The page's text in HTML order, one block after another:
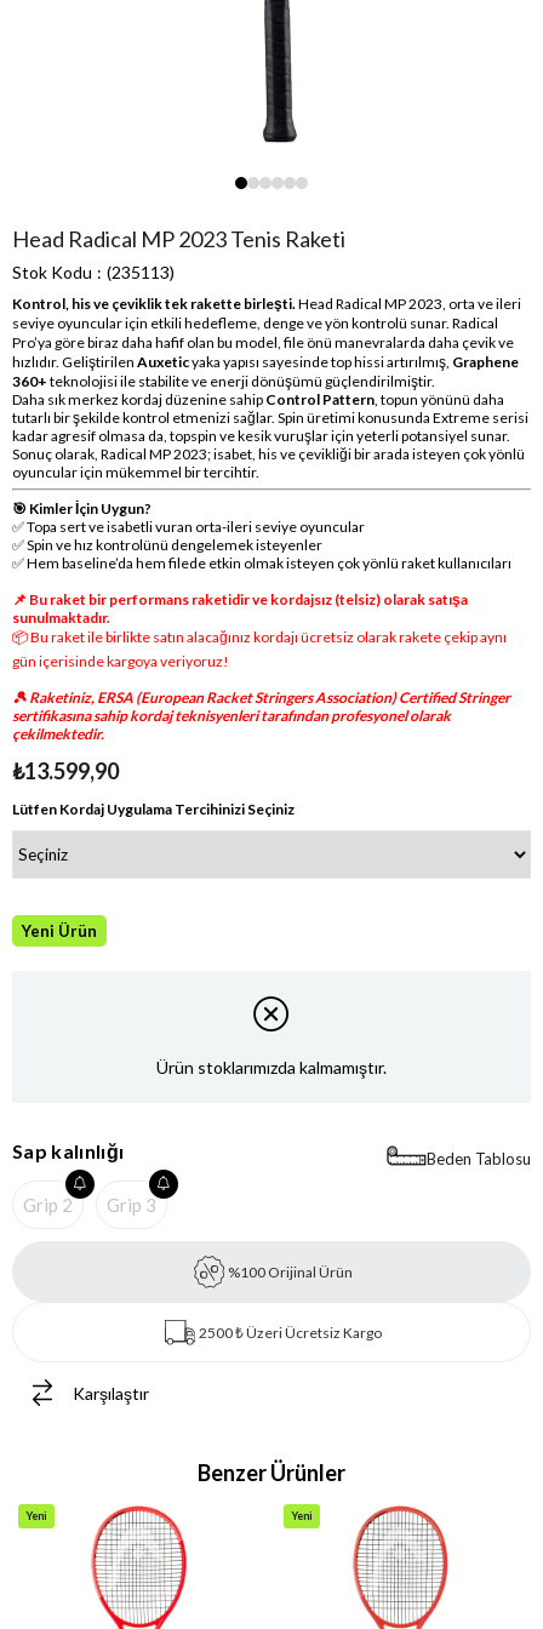
Head Radical MP 2023 Tenis Raketi
Stok Kodu (235113)
Kontrol, his ve çeviklik tek rakette birleşti. Head Radical MP 2023, orta ve ileri
seviye oyuncular için etkili hedefleme, denge ve yön kontrolü sunar. Radical
Pro’ya göre biraz daha hafif olan bu model, file önü manevralarda daha çevik ve
hızlıdır. Geliştirilen Auxeticyaka yapısı sayesinde top hissi artırılmış, Graphene
360+ teknolojisi ile stabilite ve enerji dönüşümü güçlendirilmiştir.
Daha sık merkez kordaj düzenine sahip Control Pattern , topun yönünü daha
tutarlı bir şekilde kontrol etmenizi sağlar. Spin üretimi konusunda Extreme serisi
kadar agresif olmasa da, topspin ve kesik vuruşlar için yeterli potansiyel sunar.
Sonuç olarak, Radical MP 2023; isabet, his ve çevikliği bir arada isteyen çok yönlü
oyuncular için mükemmel bir tercihtir.
🎯 Kimler İçin Uygun?
✅ Topa sert ve isabetli vuran orta-ileri seviye oyuncular
✅ Spin ve hız kontrolünü dengelemek isteyenler
✅ Hem baseline’da hem filede etkin olmak isteyen çok yönlü raket kullanıcıları
📌 Bu raket bir performans raketidir ve kordajsız (telsiz) olarak satışa
sunulmaktadır.
📦 Bu raket ile birlikte satın alacağınız kordajı ücretsiz olarak rakete çekip aynı
gün içerisinde kargoya veriyoruz!
🎾 Raketiniz, ERSA (European Racket Stringers Association) Certified Stringer
sertifikasına sahip kordaj teknisyenleri tarafından profesyonel olarak
çekilmektedir.
₺13.599,90
Lütfen Kordaj Uygulama Tercihinizi Seçiniz
Yeni Ürün
Ürün stoklarımızda kalmamıştır.
Beden Tablosu
Sap kalınlığı
Grip 2 Grip 3
%100 Orijinal Ürün
2500 ₺ Üzeri Ücretsiz Kargo
Karşılaştır
Benzer Ürünler
Yeni
Yeni